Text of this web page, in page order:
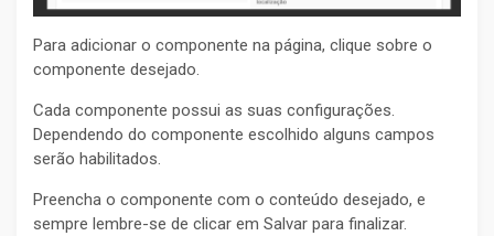
Para adicionar o componente na página, clique sobre o
componente desejado.
Cada componente possui as suas configurações.
Dependendo do componente escolhido alguns campos
serão habilitados.
Preencha o componente com o conteúdo desejado, e
sempre lembre-se de clicar em Salvar para finalizar.